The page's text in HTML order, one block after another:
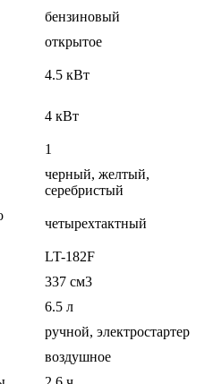
бензиновый
открытое
4.5 кВт
4 кВт
1
черный, желтый,
серебристый
четырехтактный
LT-182F
337 см3
6.5 л
ручной, электростартер
воздушное